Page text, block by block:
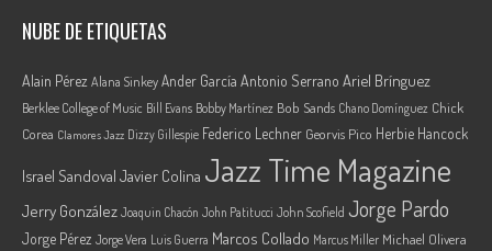
NUBE DE ETIQUETAS
Alain PérezAlana SinkeyAnder García Antonio Serrano Ariel Brínguez
Berklee College of Music Bill Evans Bobby Martínez Bob Sands Chano Domínguez Chick
Corea Clamores Jazz Dizzy Gillespie Federico Lechner Georvis Pico Herbie Hancock
Israel Sandoval Javier Colina Jazz Time Magazine
Jerry González Joaquin Chacón John Patitucci John Scofield Jorge Pardo
Jorge Pérez Jorge Vera Luis Guerra Marcos Collado Marcus Miller Michael Olivera